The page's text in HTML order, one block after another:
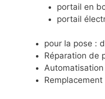
portail en
portail
pour la pose :
Réparation de